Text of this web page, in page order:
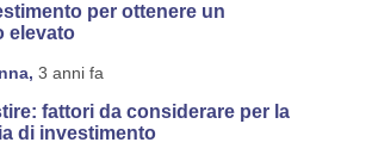
per ottenere un
elevato
3 anni fa
fattori da considerare per la
di investimento